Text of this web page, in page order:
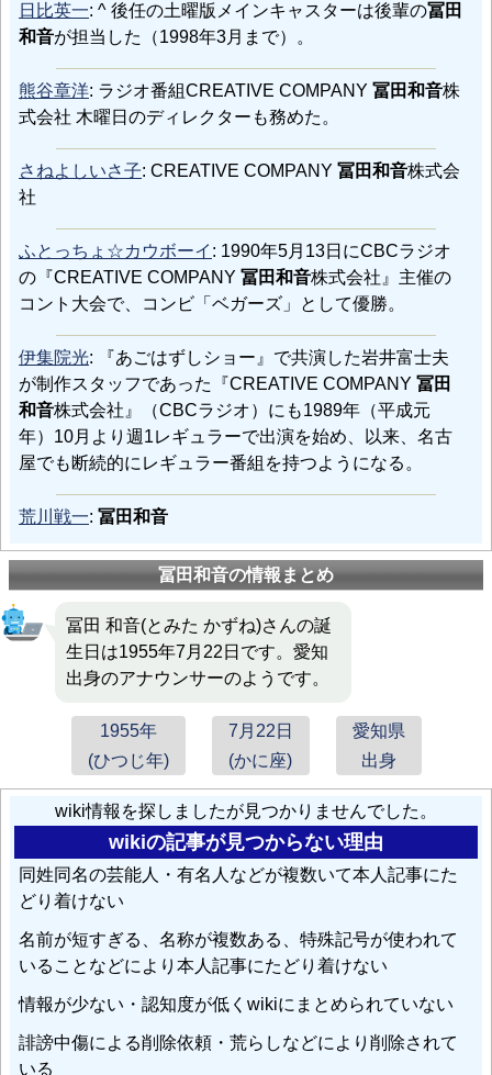
日比英一: ^ 後任の土曜版メインキャスターは後輩の冨田
和音が担当した（1998年3月まで）。
熊谷章洋: ラジオ番組CREATIVE COMPANY 冨田和音株
式会社 木曜日のディレクターも務めた。
さねよしいさ子: CREATIVE COMPANY 冨田和音株式会
社
ふとっちょ☆カウボーイ : 1990年5月13日にCBCラジオ
の『CREATIVE COMPANY 冨田和音株式会社』主催の
コント大会で、コンビ「ベガーズ」として優勝。
伊集院光: 『あごはずしショー』で共演した岩井富士夫
が制作スタッフであった『CREATIVE COMPANY 冨田
和音株式会社』（CBCラジオ）にも1989年（平成元
年）10月より週1レギュラーで出演を始め、以来、名古
屋でも断続的にレギュラー番組を持つようになる。
荒川戦一: 冨田和音
冨田和音の情報まとめ
冨田 和音(とみた かずね)さんの誕
生日は1955年7月22日です。愛知
出身のアナウンサーのようです。
1955年
(ひつじ年)
7月22日
(かに座)
愛知県
出身
wiki情報を探しましたが見つかりませんでした。
wikiの記事が見つからない理由
同姓同名の芸能人・有名人などが複数いて本人記事にた
どり着けない
名前が短すぎる、名称が複数ある、特殊記号が使われて
いることなどにより本人記事にたどり着けない
情報が少ない・認知度が低くwikiにまとめられていない
誹謗中傷による削除依頼・荒らしなどにより削除されて
いる